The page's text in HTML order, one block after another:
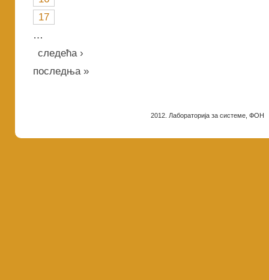
17
…
следећа ›
последња »
2012. Лабораторија за системе, ФОН